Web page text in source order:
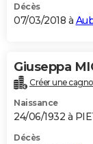
Décès
07/03/2018 à
Giuseppa
Créer une
Naissance
24/06/1932 à
Décès